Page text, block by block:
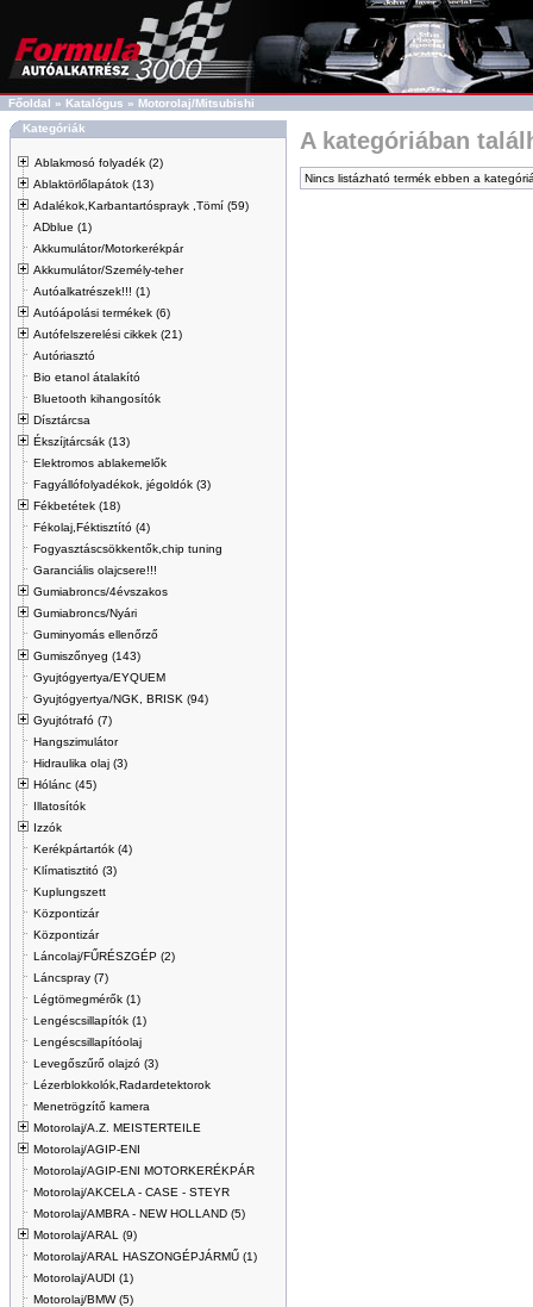
Főoldal » Katalógus » Motorolaj/Mitsubishi
Kategóriák
Ablakmosó folyadék (2)
Ablaktörlőlapátok (13)
Adalékok,Karbantartósprayk ,Tömí (59)
ADblue (1)
Akkumulátor/Motorkerékpár
Akkumulátor/Személy-teher
Autóalkatrészek!!! (1)
Autóápolási termékek (6)
Autófelszerelési cikkek (21)
Autóriasztó
Bio etanol átalakító
Bluetooth kihangosítók
Dísztárcsa
Ékszíjtárcsák (13)
Elektromos ablakemelők
Fagyállófolyadékok, jégoldók (3)
Fékbetétek (18)
Fékolaj,Féktisztító (4)
Fogyasztáscsökkentők,chip tuning
Garanciális olajcsere!!!
Gumiabroncs/4évszakos
Gumiabroncs/Nyári
Guminyomás ellenőrző
Gumiszőnyeg (143)
Gyujtógyertya/EYQUEM
Gyujtógyertya/NGK, BRISK (94)
Gyujtótrafó (7)
Hangszimulátor
Hidraulika olaj (3)
Hólánc (45)
Illatosítók
Izzók
Kerékpártartók (4)
Klímatisztitó (3)
Kuplungszett
Központizár
Központizár
Láncolaj/FŰRÉSZGÉP (2)
Láncspray (7)
Légtömegmérők (1)
Lengéscsillapítók (1)
Lengéscsillapítóolaj
Levegőszűrő olajzó (3)
Lézerblokkolók,Radardetektorok
Menetrögzítő kamera
Motorolaj/A.Z. MEISTERTEILE
Motorolaj/AGIP-ENI
Motorolaj/AGIP-ENI MOTORKERÉKPÁR
Motorolaj/AKCELA - CASE - STEYR
Motorolaj/AMBRA - NEW HOLLAND (5)
Motorolaj/ARAL (9)
Motorolaj/ARAL HASZONGÉPJÁRMŰ (1)
Motorolaj/AUDI (1)
Motorolaj/BMW (5)
A kategóriában
Nincs listázható termék ebben a